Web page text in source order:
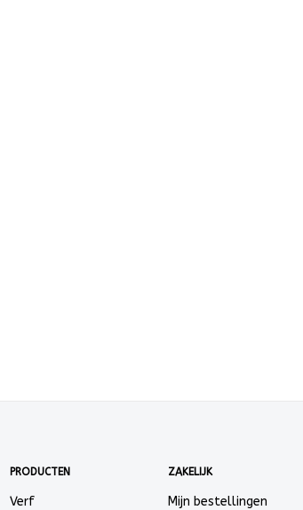
PRODUCTEN
Verf
ZAKELIJK
Mijn bestellingen